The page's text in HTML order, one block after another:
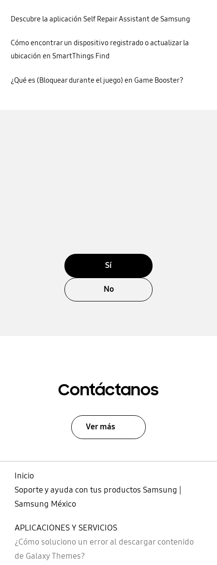
Descubre la aplicación Self Repair Assistant de Samsung
Cómo encontrar un dispositivo registrado o actualizar la
ubicación en SmartThings Find
¿Qué es (Bloquear durante el juego) en Game Booster?
Sí
No
Contáctanos
Ver más
Inicio
Soporte y ayuda con tus productos Samsung |
Samsung México
APLICACIONES Y SERVICIOS
¿Cómo soluciono un error al descargar contenido
de Galaxy Themes?